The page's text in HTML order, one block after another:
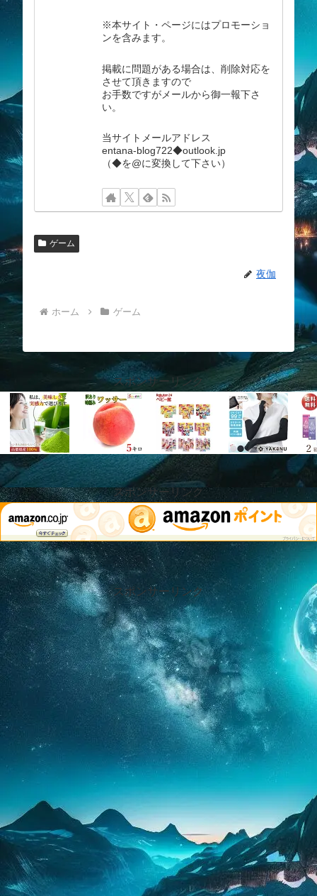
※本サイト・ページにはプロモーショ
ンを含みます。
掲載に問題がある場合は、削除対応を
させて頂きますので
お手数ですがメールから御一報下さ
い。
当サイトメールアドレス
entana-blog722◆outlook.jp
（◆を@に変換して下さい）
ゲーム
夜伽
ホーム ゲーム
スポンサーリンク
スポンサーリンク
スポンサーリンク